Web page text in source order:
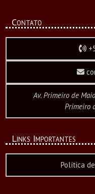
Contato
Av. Primeiro de
Primeiro
Links Importantes
Política